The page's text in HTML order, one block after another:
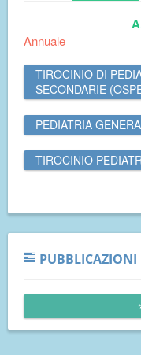
Annuale
TIROCINIO DI
SECONDARIE
PEDIATRIA
TIROCINIO
PUBBLICAZIONI